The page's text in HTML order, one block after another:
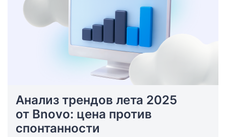
Анализ трендов лета 2025
от Bnovo: цена против
спонтанности